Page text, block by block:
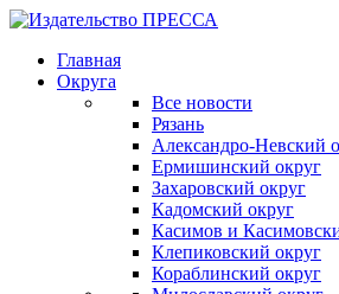
Главная
Округа
Все новости
Рязань
Александро-Невский
Ермишинский округ
Захаровский округ
Кадомский округ
Касимов и
Клепиковский округ
Кораблинский округ